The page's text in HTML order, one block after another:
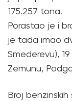
175.257 tona.
Porastao je i
je tada imao
Smederevu),
Zemunu,
Broj